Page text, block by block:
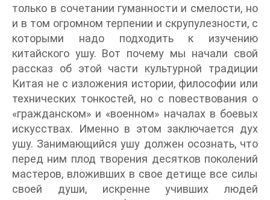
только в сочетании гуманности и смелости, но
и в том огромном терпении и скрупулезности, с
которыми надо подходить к изучению
китайского ушу. Вот почему мы начали свой
рассказ об этой части культурной традиции
Китая не с изложения истории, философии или
технических тонкостей, но с повествования о
«гражданском» и «военном» началах в боевых
искусствах. Именно в этом заключается дух
ушу. Занимающийся ушу должен осознать, что
перед ним плод творения десятков поколений
мастеров, вложивших в свое детище все силы
своей души, искренне учивших людей